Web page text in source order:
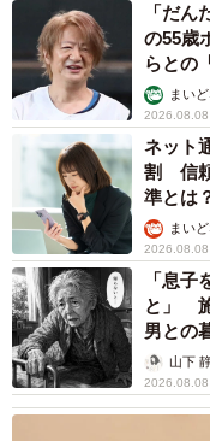
「だ
の55歳
らとの
まい
2026.08.08
ネット
割 信頼
準とは
まい
2026.08.08
「息
と」
男との
から】
山下
2026.08.08